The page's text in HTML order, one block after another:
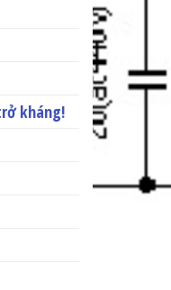
kháng!